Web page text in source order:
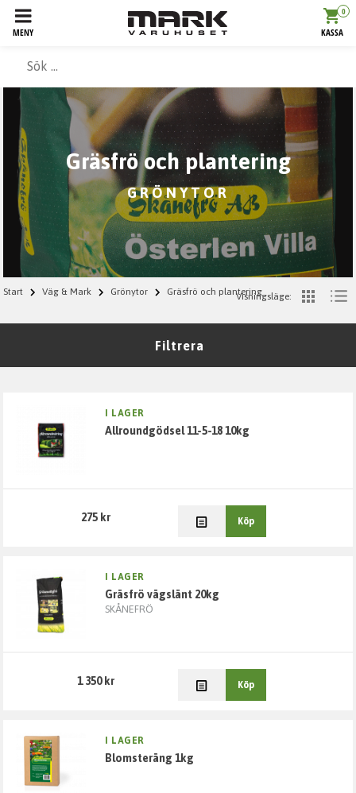
MENY
0
KASSA
Gräsfrö och plantering
GRÖNYTOR
Start Väg & Mark Grönytor Gräsfrö och planteringVisningsläge:
Filtrera
Grund & Stomme
Marksten
Jordarmering/Geonät
Tillbehör
I LAGER
allroundgödsel 11-5-18 10kg
275 kr Köp
I LAGER
gräsfrö vägslänt 20kg
SKÅNEFRÖ
1 350 kr Köp
I LAGER
blomsteräng 1kg